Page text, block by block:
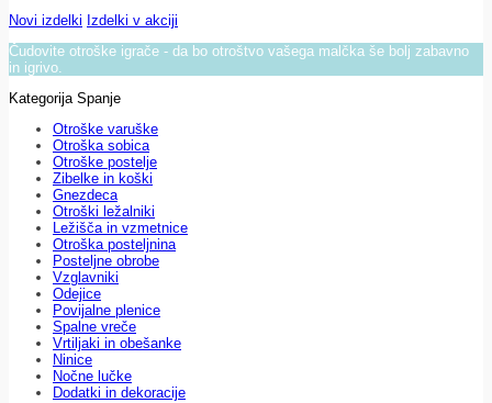
Novi izdelki Izdelki v akciji
Čudovite otroške igrače - da bo otroštvo vašega malčka še bolj zabavno
in igrivo.
Kategorija Spanje
Otroške varuške
Otroška sobica
Otroške postelje
Zibelke in koški
Gnezdeca
Otroški ležalniki
Ležišča in vzmetnice
Otroška posteljnina
Posteljne obrobe
Vzglavniki
Odejice
Povijalne plenice
Spalne vreče
Vrtiljaki in obešanke
Ninice
Nočne lučke
Dodatki in dekoracije